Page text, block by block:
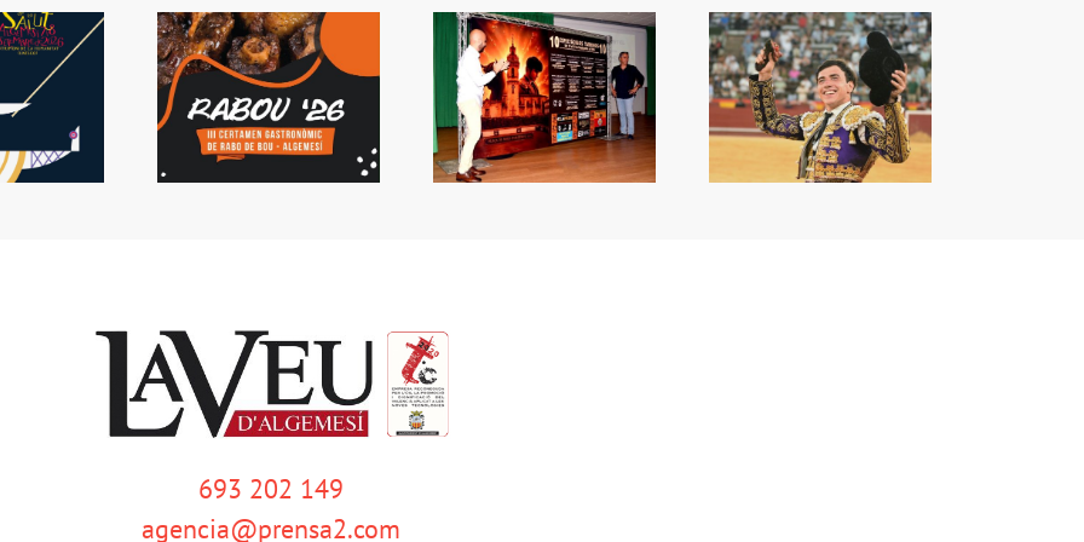
tornarà a
Algemesí
Presentada la Setmana
de Bous
La capacitat de Nek
sorprén a València
693 202 149
agencia@prensa2.com